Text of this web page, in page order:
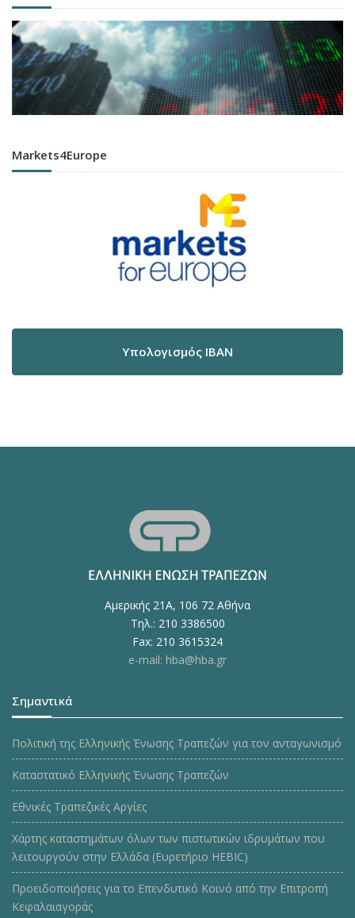
Markets4Europe
Υπολογισμός IBAN
Αμερικής 21Α, 106 72 Αθήνα
Τηλ.: 210 3386500
Fax: 210 3615324
e-mail: hba@hba.gr
Σημαντικά
Πολιτική της Ελληνικής Ένωσης Τραπεζών για τον ανταγωνισμό
Καταστατικό Ελληνικής Ένωσης Τραπεζών
Εθνικές Τραπεζικές Αργίες
Χάρτης καταστημάτων όλων των πιστωτικών ιδρυμάτων που
λειτουργούν στην Ελλάδα (Ευρετήριο HEBIC)
Προειδοποιήσεις για το Επενδυτικό Κοινό από την Επιτροπή
Κεφαλαιαγοράς